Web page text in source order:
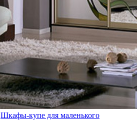
Шкафы-купе для маленького